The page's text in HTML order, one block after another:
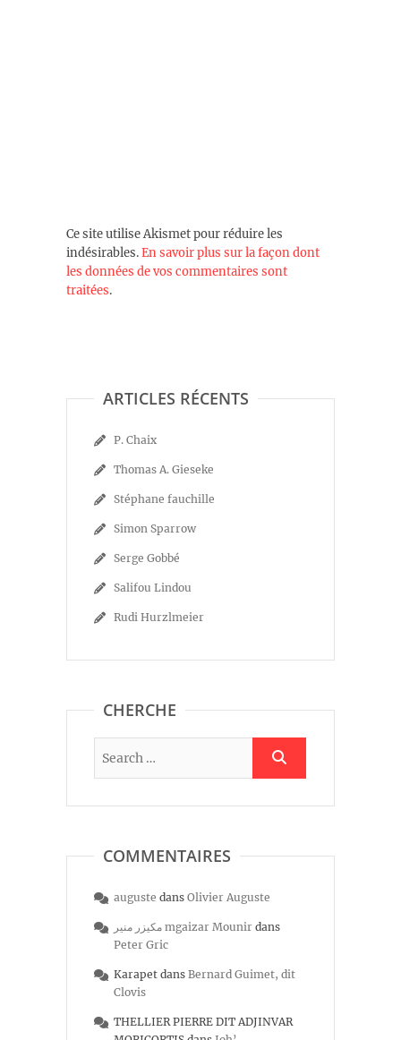
Ce site utilise Akismet pour réduire les
indésirables.En savoir plus sur la façon dont
les données de vos commentaires sont
traitées.
ARTICLES RÉCENTS
P. Chaix
Thomas A. Gieseke
Stéphane fauchille
Simon Sparrow
Serge Gobbé
Salifou Lindou
Rudi Hurzlmeier
CHERCHE
COMMENTAIRES
auguste dans Olivier Auguste
مكيزر منير mgaizar Mounir dans
Peter Gric
Karapet dans Bernard Guimet, dit
Clovis
THELLIER PIERRE DIT ADJINVAR